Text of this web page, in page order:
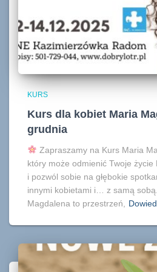
KURS
Kurs dla kobiet Maria
grudnia
Zapraszamy na Kurs Maria
który może odmienić Twoje życie
i pozwól sobie na głębokie
innymi kobietami i… z samą
Magdalena to przestrzeń,